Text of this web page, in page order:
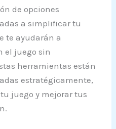
de opciones
a simplificar tu
te ayudarán a
el juego sin
herramientas están
estratégicamente,
juego y mejorar tus